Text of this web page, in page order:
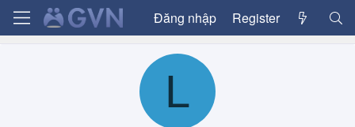
Đăng nhập Register
L